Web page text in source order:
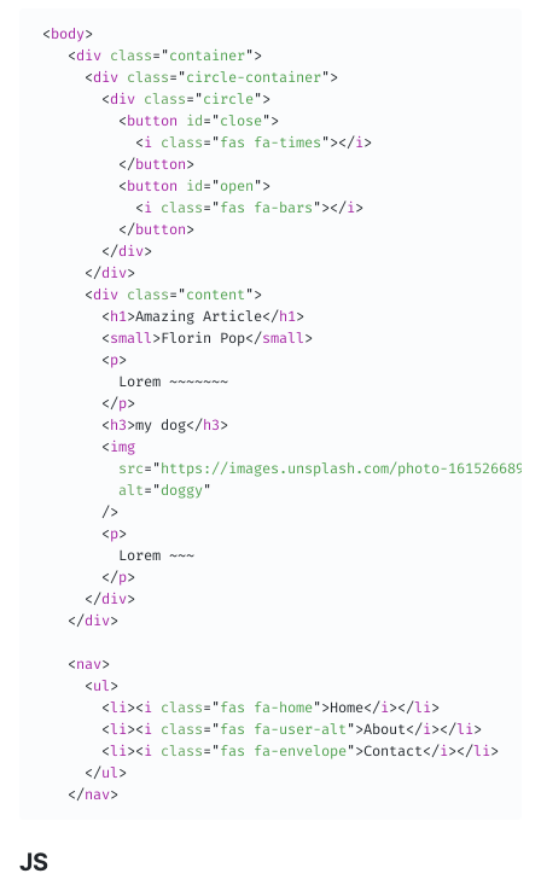
<body>
<div class= "container">
<div class= "circle-container">
<div class= "circle">
<button id= "close">
<i class= "fas fa-times "></i >
</button>
<button id= "open ">
<i class= "fas fa-bars "></i >
</button>
</div>
</div>
<div class= "content ">
<h1 >Amazing Article</h1 >
<small >Florin Pop</small >
<p>
          Lorem ~~~~~~~
</p>
<h3>my dog</h3>
<img
src= "https://images.unsplash.com/photo-
alt= "doggy"
/>
<p>
          Lorem ~~~
</p>
</div>
</div>
<nav>
<ul >
<li ><i class= "fas fa-home">Home</i ></li >
<li ><i class= "fas fa-user-alt ">About</i ></li >
<li ><i class= "fas fa-envelope">Contact</i ></li >
</ul >
</nav>
JS